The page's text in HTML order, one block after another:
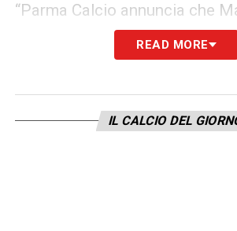
“Parma Calcio annuncia che
stato acquistato a titolo
Koninklijke Voetbal Club
“Nato in Croazia a Rijeka nel
giocato in carriera 137 partite
READ MORE
IL CALCIO DEL